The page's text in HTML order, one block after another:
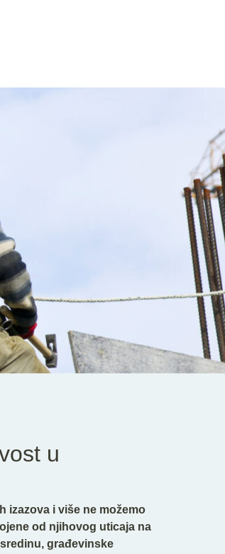
u
izazova i više ne možemo
od njihovog uticaja na
građevinske